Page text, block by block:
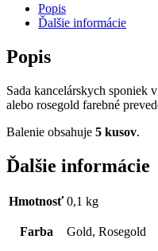
Popis
Ďalšie informácie
Popis
Sada kancelárskych sponiek
alebo rosegold farebné
Balenie obsahuje 5 kusov.
Ďalšie informácie
Hmotnosť 0,1 kg
Farba Gold, Rosegold